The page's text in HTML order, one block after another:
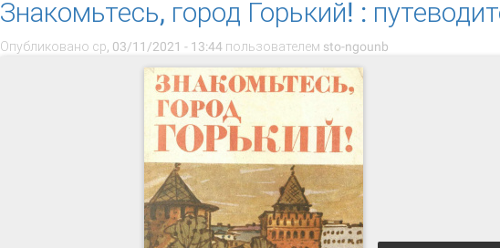
Знакомьтесь, город Горький! :
Опубликовано ср, 03/11/2021 - 13:44 пользователем sto-ngounb